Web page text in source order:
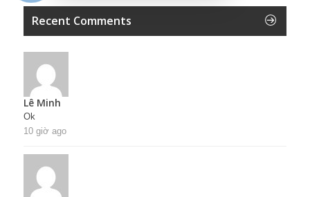
Recent Comments
Lê Minh
Ok
10 giờ ago